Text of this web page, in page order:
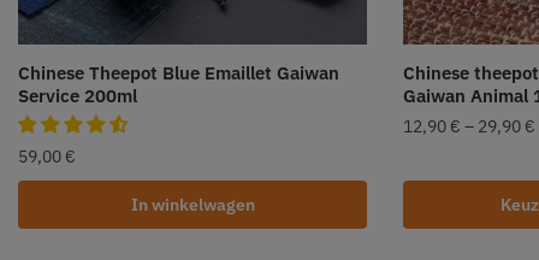
Chinese Theepot Blue Emaillet Gaiwan
Service 200ml
59,00 €
In winkelwagen
Chinese theepot
Gaiwan Animal
12,90 € – 29,90 €